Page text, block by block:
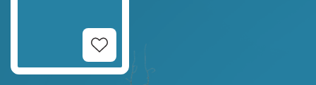
Add to Wishlist